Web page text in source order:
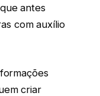
antes
com auxílio
criar